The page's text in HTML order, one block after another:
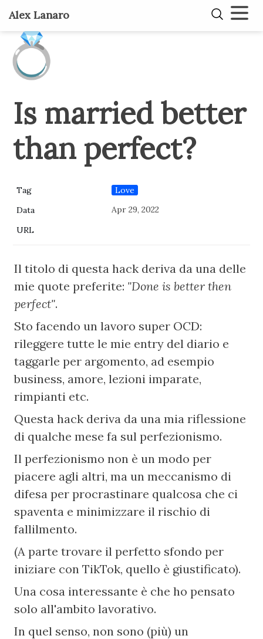
Alex Lanaro
💍
Is married better
than perfect?
Tag
Love
Data
Apr 29, 2022
URL
Il titolo di questa hack deriva da una delle
mie quote preferite: "Done is better then
perfect".
Sto facendo un lavoro super OCD:
rileggere tutte le mie entry del diario e
taggarle per argomento, ad esempio
business, amore, lezioni imparate,
rimpianti etc.
Questa hack deriva da una mia riflessione
di qualche mese fa sul perfezionismo.
Il perfezionismo non è un modo per
piacere agli altri, ma un meccanismo di
difesa per procrastinare qualcosa che ci
spaventa e minimizzare il rischio di
fallilmento.
(A parte trovare il perfetto sfondo per
iniziare con TikTok, quello è giustificato).
Una cosa interessante è che ho pensato
solo all'ambito lavorativo.
In quel senso, non sono (più) un